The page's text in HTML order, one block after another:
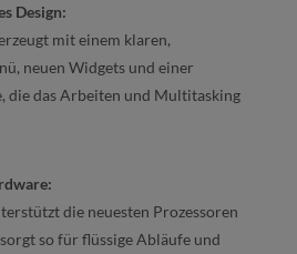
Design:
mit einem klaren,
neuen Widgets und einer
die das Arbeiten und Multitasking
die neuesten Prozessoren
so für flüssige Abläufe und